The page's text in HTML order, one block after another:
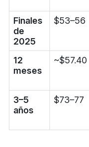
Finales
de
2025
$53–56
12
meses
~$57.40
3–5
años
$73–77